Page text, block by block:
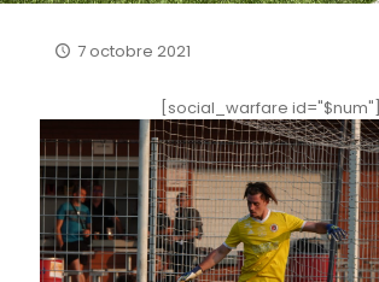
7 octobre 2021
[social_warfare id="$num"]